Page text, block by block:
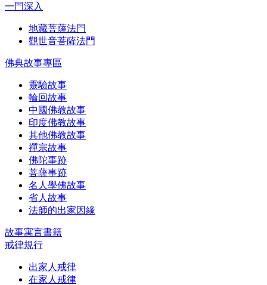
一門深入
地藏菩薩法門
觀世音菩薩法門
佛典故事專區
靈驗故事
輪回故事
中國佛教故事
印度佛教故事
其他佛教故事
禪宗故事
佛陀事跡
菩薩事跡
名人學佛故事
省人故事
法師的出家因緣
故事寓言書籍
戒律規行
出家人戒律
在家人戒律